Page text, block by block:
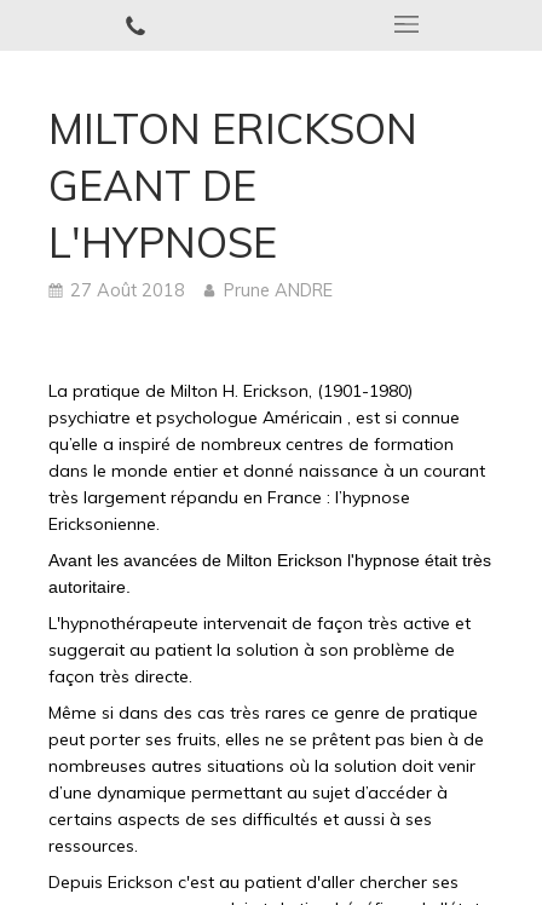
MILTON ERICKSON
GEANT DE
L'HYPNOSE
27 Août 2018 Prune ANDRE
La pratique de Milton H. Erickson, (1901-1980)
psychiatre et psychologue Américain , est si connue
qu’elle a inspiré de nombreux centres de formation
dans le monde entier et donné naissance à un courant
très largement répandu en France : l’hypnose
Ericksonienne.
Avant les avancées de Milton Erickson l'hypnose était très
autoritaire.
L'hypnothérapeute intervenait de façon très active et
suggerait au patient la solution à son problème de
façon très directe.
Même si dans des cas très rares ce genre de pratique
peut porter ses fruits, elles ne se prêtent pas bien à de
nombreuses autres situations où la solution doit venir
d’une dynamique permettant au sujet d’accéder à
certains aspects de ses difficultés et aussi à ses
ressources.
Depuis Erickson c'est au patient d'aller chercher ses